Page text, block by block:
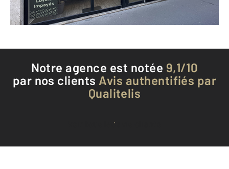
Téléphoner à l'agence
Notre agence est notée 9,1/10
par nos clients Avis authentifiés par
Qualitelis
Voir tous les avis clients